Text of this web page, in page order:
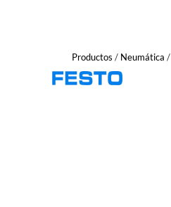
Productos / Neumática /